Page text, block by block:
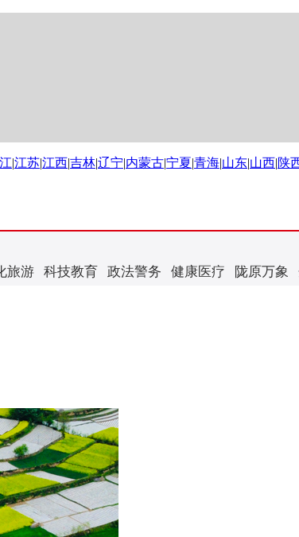
|江苏|江西|吉林|辽宁|内蒙古|宁夏|青海|山东|山西|陕
旅游 科技教育 政法警务 健康医疗 陇原万象